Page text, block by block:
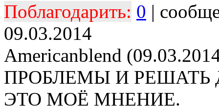
Поблагодарить: 0 |
09.03.2014
Americanblend
ПРОБЛЕМЫ И
ЭТО МОЁ МНЕНИЕ.